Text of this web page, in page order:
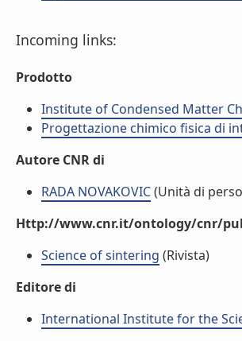
Incoming links:
Prodotto
Institute of Condensed Matter
Progettazione chimico fisica di
Autore CNR di
RADA NOVAKOVIC(Unità di
Http://www.cnr.it/ontology/cnr/
Science of sintering (Rivista)
Editore di
International Institute for the